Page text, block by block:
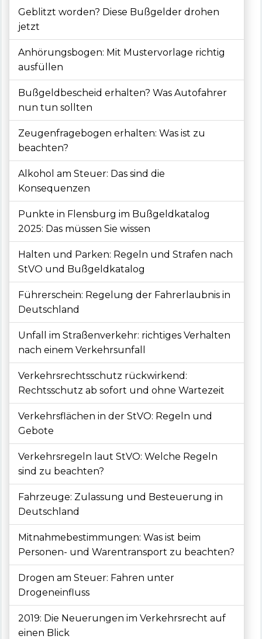
Geblitzt worden? Diese Bußgelder drohen
jetzt
Anhörungsbogen: Mit Mustervorlage richtig
ausfüllen
Bußgeldbescheid erhalten? Was Autofahrer
nun tun sollten
Zeugenfragebogen erhalten: Was ist zu
beachten?
Alkohol am Steuer: Das sind die
Konsequenzen
Punkte in Flensburg im Bußgeldkatalog
2025: Das müssen Sie wissen
Halten und Parken: Regeln und Strafen nach
StVO und Bußgeldkatalog
Führerschein: Regelung der Fahrerlaubnis in
Deutschland
Unfall im Straßenverkehr: richtiges Verhalten
nach einem Verkehrsunfall
Verkehrsrechtsschutz rückwirkend:
Rechtsschutz ab sofort und ohne Wartezeit
Verkehrsflächen in der StVO: Regeln und
Gebote
Verkehrsregeln laut StVO: Welche Regeln
sind zu beachten?
Fahrzeuge: Zulassung und Besteuerung in
Deutschland
Mitnahmebestimmungen: Was ist beim
Personen- und Warentransport zu beachten?
Drogen am Steuer: Fahren unter
Drogeneinfluss
2019: Die Neuerungen im Verkehrsrecht auf
einen Blick